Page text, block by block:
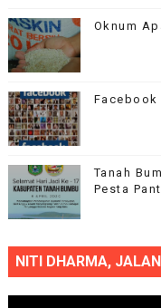
Oknum
Facebook
Tanah
Pesta
NITI DHARMA,